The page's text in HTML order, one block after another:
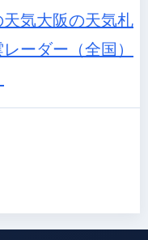
気大阪の天気札
ーダー（全国）